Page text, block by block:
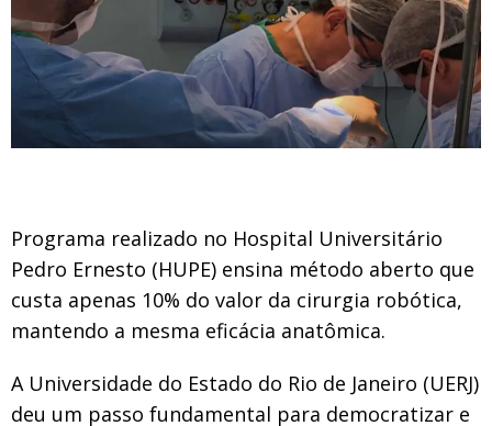
Programa realizado no Hospital Universitário
Pedro Ernesto (HUPE) ensina método aberto que
custa apenas 10% do valor da cirurgia robótica,
mantendo a mesma eficácia anatômica.
A Universidade do Estado do Rio de Janeiro (UERJ)
deu um passo fundamental para democratizar e